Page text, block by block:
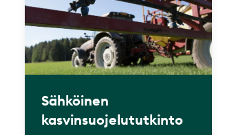
Sähköinen
kasvinsuojelututkinto